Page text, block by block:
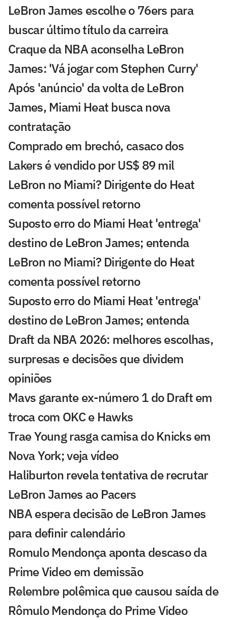
LeBron James escolhe o 76ers para
buscar último título da carreira
Craque da NBA aconselha LeBron
James: 'Vá jogar com Stephen Curry'
Após 'anúncio' da volta de LeBron
James, Miami Heat busca nova
contratação
Comprado em brechó, casaco dos
Lakers é vendido por US$ 89 mil
LeBron no Miami? Dirigente do Heat
comenta possível retorno
Suposto erro do Miami Heat 'entrega'
destino de LeBron James; entenda
LeBron no Miami? Dirigente do Heat
comenta possível retorno
Suposto erro do Miami Heat 'entrega'
destino de LeBron James; entenda
Draft da NBA 2026: melhores escolhas,
surpresas e decisões que dividem
opiniões
Mavs garante ex-número 1 do Draft em
troca com OKC e Hawks
Trae Young rasga camisa do Knicks em
Nova York; veja vídeo
Haliburton revela tentativa de recrutar
LeBron James ao Pacers
NBA espera decisão de LeBron James
para definir calendário
Romulo Mendonça aponta descaso da
Prime Video em demissão
Relembre polêmica que causou saída de
Rômulo Mendonça do Prime Video